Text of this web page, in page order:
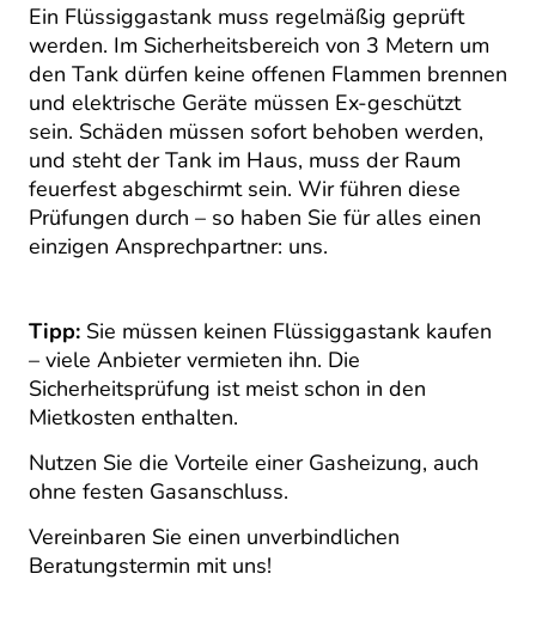
Ein Flüssiggastank muss regelmäßig geprüft
werden. Im Sicherheitsbereich von 3 Metern um
den Tank dürfen keine offenen Flammen brennen
und elektrische Geräte müssen Ex-geschützt
sein. Schäden müssen sofort behoben werden,
und steht der Tank im Haus, muss der Raum
feuerfest abgeschirmt sein. Wir führen diese
Prüfungen durch – so haben Sie für alles einen
einzigen Ansprechpartner: uns.
Tipp: Sie müssen keinen Flüssiggastank kaufen
– viele Anbieter vermieten ihn. Die
Sicherheitsprüfung ist meist schon in den
Mietkosten enthalten.
Nutzen Sie die Vorteile einer Gasheizung, auch
ohne festen Gasanschluss.
Vereinbaren Sie einen unverbindlichen
Beratungstermin mit uns!